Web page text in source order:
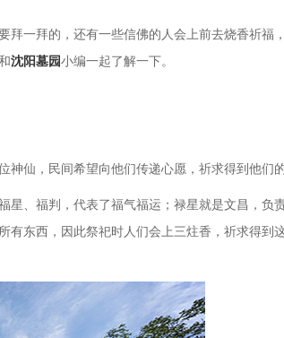
一拜的，还有一些信佛的人会上前去烧香祈福
沈阳墓园小编一起了解一下。
仙，民间希望向他们传递心愿，祈求得到他们的
、福判，代表了福气福运；禄星就是文昌，负
东西，因此祭祀时人们会上三炷香，祈求得到